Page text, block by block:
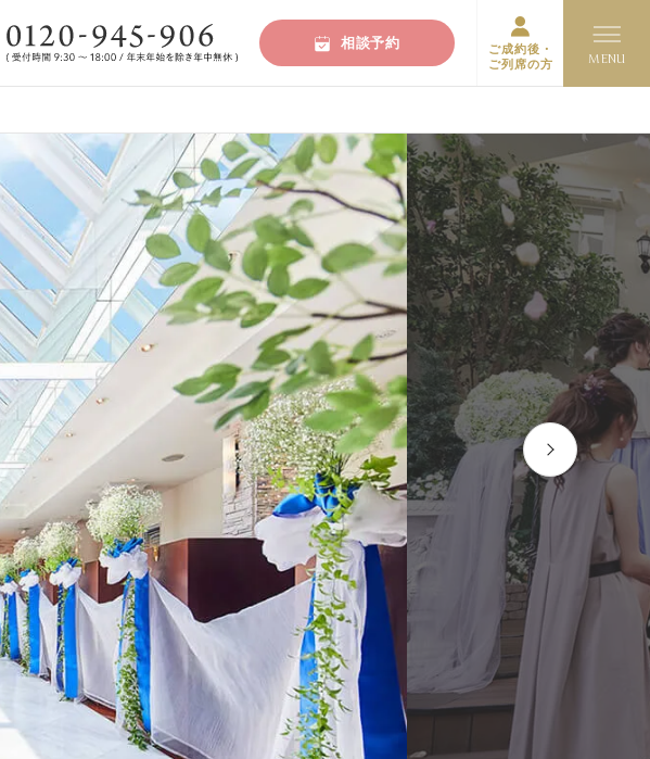
相談予約
ご成約後・
ご列席の方